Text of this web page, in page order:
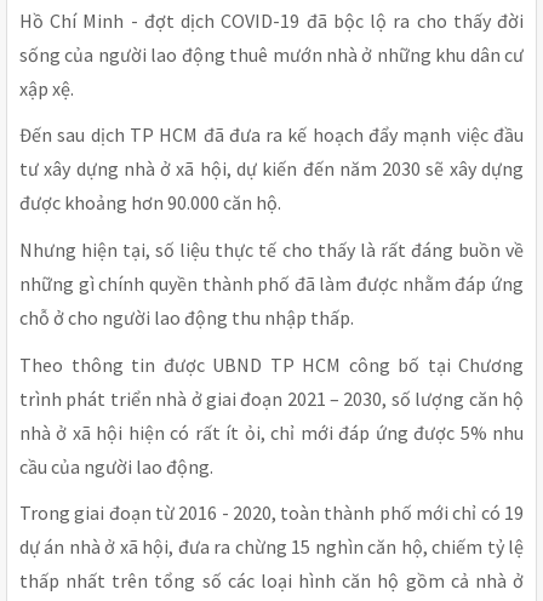
Hồ Chí Minh - đợt dịch COVID-19 đã bộc lộ ra cho thấy đời
sống của người lao động thuê mướn nhà ở những khu dân cư
xập xệ.
Đến sau dịch TP HCM đã đưa ra kế hoạch đẩy mạnh việc đầu
tư xây dựng nhà ở xã hội, dự kiến đến năm 2030 sẽ xây dựng
được khoảng hơn 90.000 căn hộ.
Nhưng hiện tại, số liệu thực tế cho thấy là rất đáng buồn về
những gì chính quyền thành phố đã làm được nhằm đáp ứng
chỗ ở cho người lao động thu nhập thấp.
Theo thông tin được UBND TP HCM công bố tại Chương
trình phát triển nhà ở giai đoạn 2021 – 2030, số lượng căn hộ
nhà ở xã hội hiện có rất ít ỏi, chỉ mới đáp ứng được 5% nhu
cầu của người lao động.
Trong giai đoạn từ 2016 - 2020, toàn thành phố mới chỉ có 19
dự án nhà ở xã hội, đưa ra chừng 15 nghìn căn hộ, chiếm tỷ lệ
thấp nhất trên tổng số các loại hình căn hộ gồm cả nhà ở